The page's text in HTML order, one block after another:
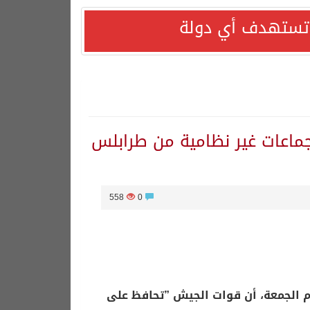
تستهدف أي دولة
غير نظامية من طرابلس
0
558
الجمعة، أن قوات الجيش ”تحافظ على